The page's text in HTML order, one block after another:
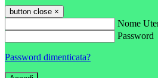
button close ×
Nome
Password
Password dimenticata?